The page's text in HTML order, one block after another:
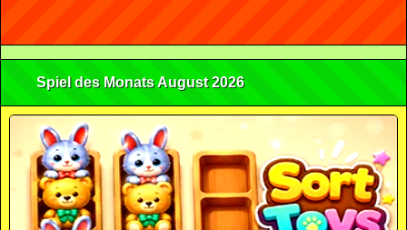
Spiel des Monats August 2026